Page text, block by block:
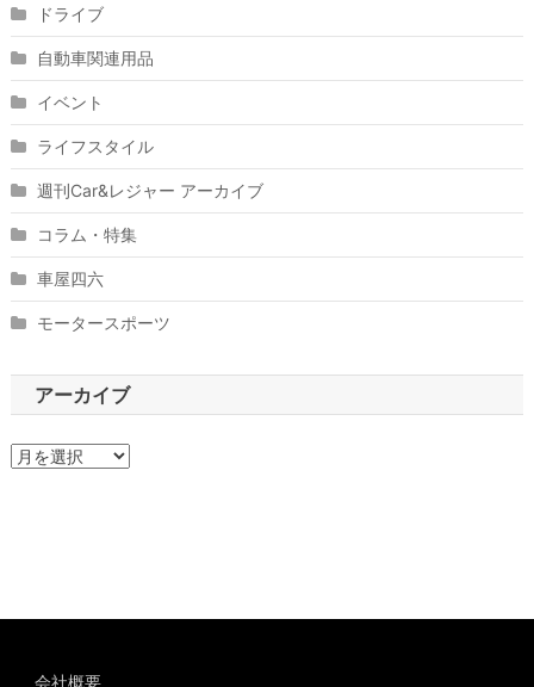
ドライブ
自動車関連用品
イベント
ライフスタイル
週刊Car&レジャー アーカイブ
コラム・特集
車屋四六
モータースポーツ
アーカイブ
ア
会社概要